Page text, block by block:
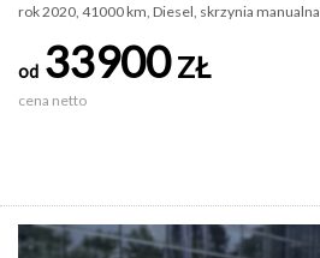
rok 2020, 41000 km, Diesel, skrzynia manualna
od 33900ZŁ
cena netto